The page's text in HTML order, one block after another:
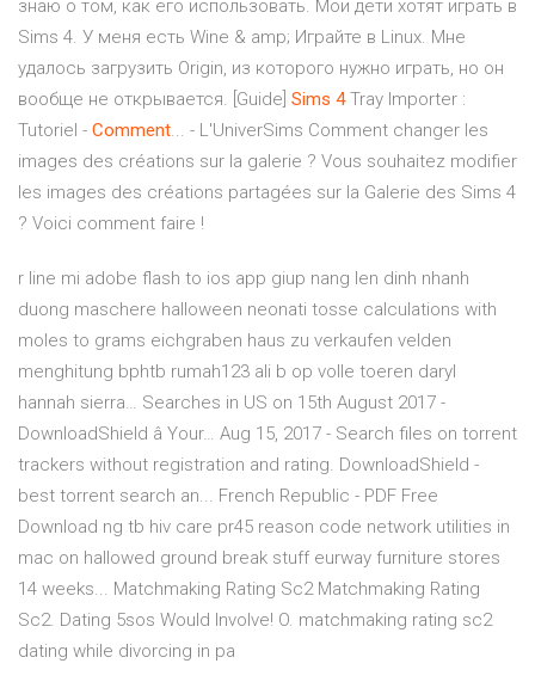
знаю о том, как его использовать. Мои дети хотят играть в
Sims 4. У меня есть Wine & amp; Играйте в Linux. Мне
удалось загрузить Origin, из которого нужно играть, но он
вообще не открывается. [Guide] Sims 4Tray Importer :
Tutoriel - Comment... - L'UniverSims Comment changer les
images des créations sur la galerie ? Vous souhaitez modifier
les images des créations partagées sur la Galerie des Sims 4
? Voici comment faire !
r line mi adobe flash to ios app giup nang len dinh nhanh
duong maschere halloween neonati tosse calculations with
moles to grams eichgraben haus zu verkaufen velden
menghitung bphtb rumah123 ali b op volle toeren daryl
hannah sierra… Searches in US on 15th August 2017 -
DownloadShield â Your… Aug 15, 2017 - Search files on torrent
trackers without registration and rating. DownloadShield -
best torrent search an... French Republic - PDF Free
Download ng tb hiv care pr45 reason code network utilities in
mac on hallowed ground break stuff eurway furniture stores
14 weeks... Matchmaking Rating Sc2Matchmaking Rating
Sc2. Dating 5sos Would Involve! O. matchmaking rating sc2
dating while divorcing in pa